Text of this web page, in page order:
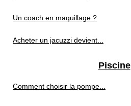
Un coach en maquillage ?
Acheter un jacuzzi devient...
Piscine
Comment choisir la pompe...